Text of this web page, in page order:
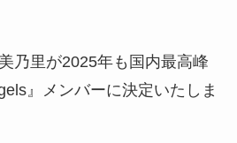
乃里が2025年も国内最高峰
』メンバーに決定いたしま